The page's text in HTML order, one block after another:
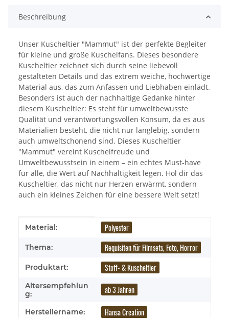
Beschreibung
Unser Kuscheltier "Mammut" ist der perfekte Begleiter
für kleine und große Kuschelfans. Dieses besondere
Kuscheltier zeichnet sich durch seine liebevoll
gestalteten Details und das extrem weiche, hochwertige
Material aus, das zum Anfassen und Liebhaben einlädt.
Besonders ist auch der nachhaltige Gedanke hinter
diesem Kuscheltier: Es steht für umweltbewusste
Qualität und verantwortungsvollen Konsum, da es aus
Materialien besteht, die nicht nur langlebig, sondern
auch umweltschonend sind. Dieses Kuscheltier
"Mammut" vereint Kuschelfreude und
Umweltbewusstsein in einem – ein echtes Must-have
für alle, die Wert auf Nachhaltigkeit legen. Hol dir das
Kuscheltier, das nicht nur Herzen erwärmt, sondern
auch ein kleines Zeichen für eine bessere Welt setzt!
Produkteigenschaft
Wert
Material: Polyester
Thema: Requisiten für Filmsets, Foto, Horror
Produktart: Stoff- & Kuscheltier
Altersempfehlun
g:
ab 3 Jahren
Herstellername: Hansa Creation